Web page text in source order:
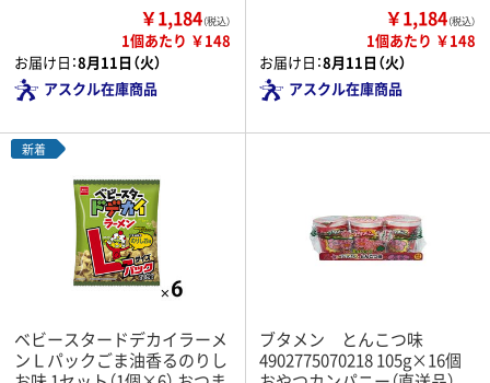
￥1,184（税込）
1個あたり ￥148
お届け日：8月11日（火）
アスクル在庫商品
￥1,184（税込）
1個あたり ￥148
お届け日：8月11日（火）
アスクル在庫商品
新着
ベビースタードデカイラーメ
ンＬパックごま油香るのりし
ブタメン とんこつ味
4902775070218 105g×16個